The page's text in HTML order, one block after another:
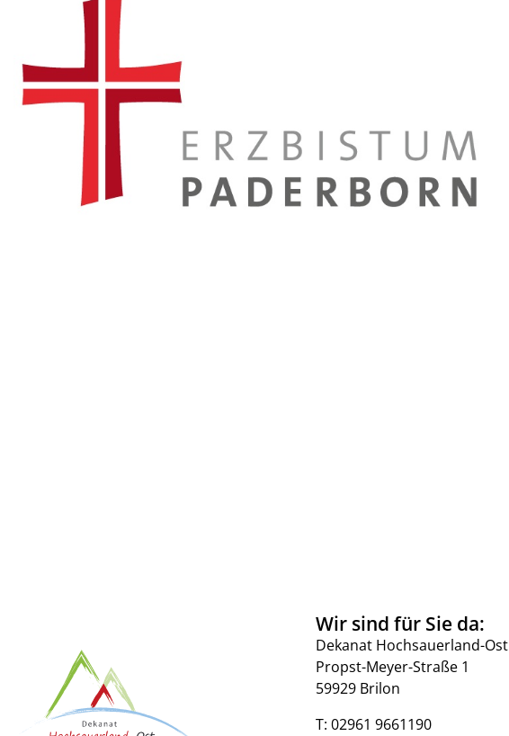
Wir sind für Sie da:
Dekanat Hochsauerland-Ost
Propst-Meyer-Straße 1
59929 Brilon
T: 02961 9661190